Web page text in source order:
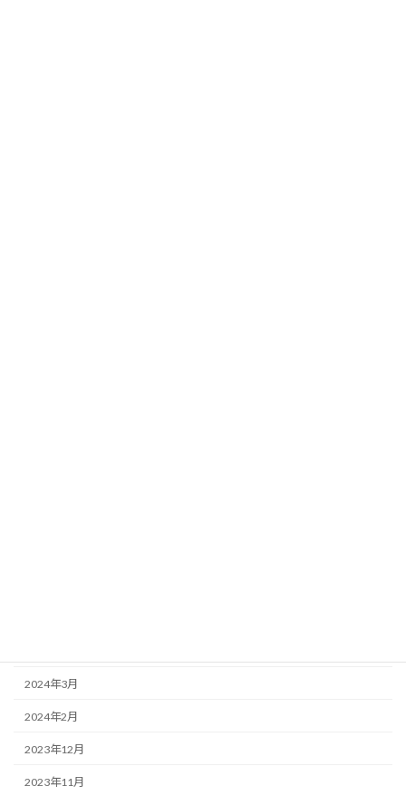
2024年3月
2024年2月
2023年12月
2023年11月